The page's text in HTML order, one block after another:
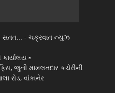
સતત... - ચક્રવાત ન્યુઝ
કાર્યાલય ▫️
જુની મામલતદાર કચેરીની
રોડ, વાંકાનેર